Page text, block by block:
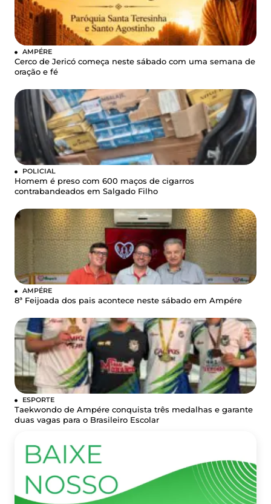
AMPÉRE
Cerco de Jericó começa neste sábado com uma semana de
oração e fé
POLICIAL
Homem é preso com 600 maços de cigarros
contrabandeados em Salgado Filho
AMPÉRE
8ª Feijoada dos pais acontece neste sábado em Ampére
ESPORTE
Taekwondo de Ampére conquista três medalhas e garante
duas vagas para o Brasileiro Escolar